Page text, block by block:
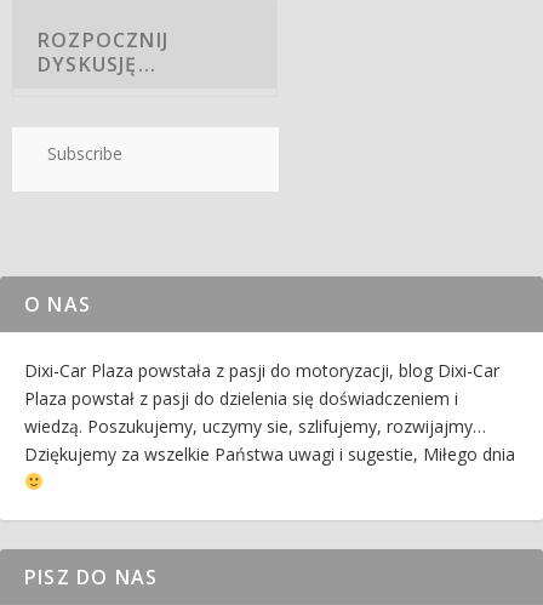
Subscribe
O NAS
Dixi-Car Plaza powstała z pasji do motoryzacji, blog Dixi-Car
Plaza powstał z pasji do dzielenia się doświadczeniem i
wiedzą. Poszukujemy, uczymy sie, szlifujemy, rozwijajmy…
Dziękujemy za wszelkie Państwa uwagi i sugestie, Miłego dnia
PISZ DO NAS